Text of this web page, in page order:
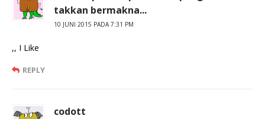
takkan bermakna...
10 JUNI 2015 PADA 7:31 PM
,, I Like
REPLY
codott